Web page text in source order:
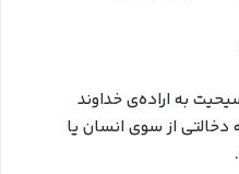
به اراده‌ی خداوند
از سوی انسان یا